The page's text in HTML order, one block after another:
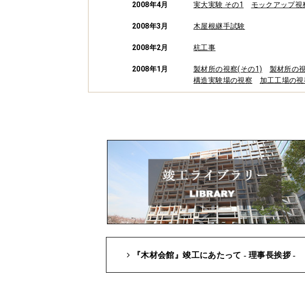
2008年4月 実大実験 その1 モックアップ視
2008年3月 木屋根継手試験
2008年2月 杭工事
2008年1月 製材所の視察(その1) 製材所の
構造実験場の視察
加工工場の視
『木材会館』竣工にあたって- 理事長挨拶 -